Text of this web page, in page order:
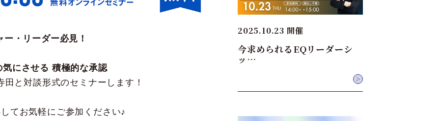
ー・リーダー必見！
にさせる 積極的な承認
と対談形式のセミナーします！
てお気軽にご参加ください♪
2025.10.23 開催
今求められるEQリーダーシ
ッ…
＞